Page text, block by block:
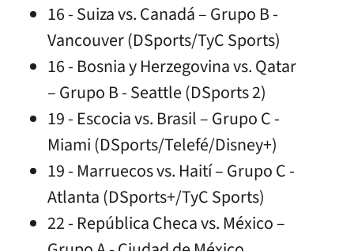
16 - Suiza vs. Canadá – Grupo B -
Vancouver (DSports/TyC Sports)
16 - Bosnia y Herzegovina vs. Qatar
– Grupo B - Seattle (DSports 2)
19 - Escocia vs. Brasil – Grupo C -
Miami (DSports/Telefé/Disney+)
19 - Marruecos vs. Haití – Grupo C -
Atlanta (DSports+/TyC Sports)
22 - República Checa vs. México –